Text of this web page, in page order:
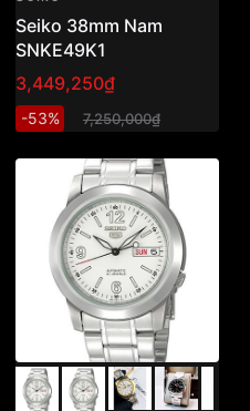
Seiko 38mm Nam
SNKE49K1
3,449,250₫
-53% 7,250,000₫